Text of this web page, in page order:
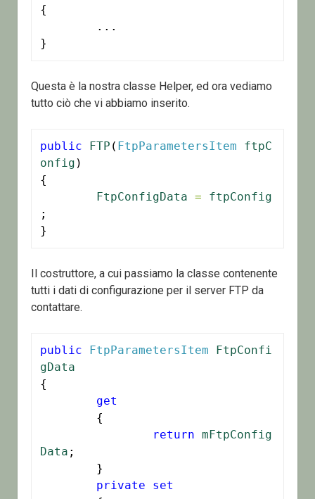
{
}
Questa è la nostra classe Helper, ed ora vediamo
tutto ciò che vi abbiamo inserito.
public FTP ( FtpParametersItem
ftpC
onfig )
{
FtpConfigData =
ftpConfig
;
}
Il costruttore, a cui passiamo la classe contenente
tutti i dati di configurazione per il server FTP da
contattare.
public FtpParametersItem
FtpConfi
gData
{
get
return mFtpConfig
Data ;
private
set